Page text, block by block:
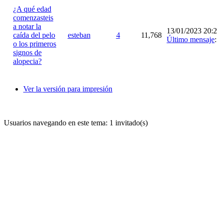
¿A qué edad
comenzasteis
a notar la
caída del pelo
o los primeros
signos de
alopecia?
esteban 4 11,768
13/01/2023
Último mensaje
Ver la versión para impresión
Usuarios navegando en este tema: 1 invitado(s)